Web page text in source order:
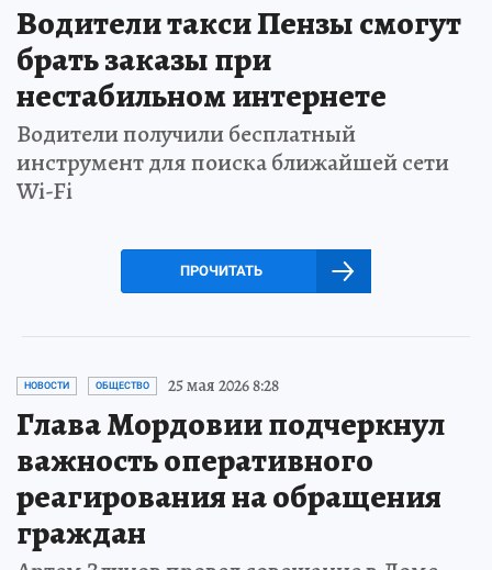
Водители такси Пензы смогут
брать заказы при
нестабильном интернете
Водители получили бесплатный
инструмент для поиска ближайшей сети
Wi-Fi
ПРОЧИТАТЬ
НОВОСТИ ОБЩЕСТВО 25 мая 2026 8:28
Глава Мордовии подчеркнул
важность оперативного
реагирования на обращения
граждан